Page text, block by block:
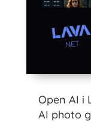
Open AI i
AI photo